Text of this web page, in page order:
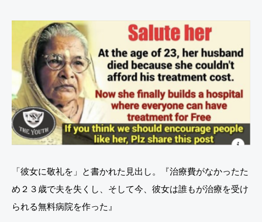
「彼女に敬礼を」と書かれた見出し。『治療費がなかったた
め２３歳で夫を失くし、そして今、彼女は誰もが治療を受け
られる無料病院を作った』